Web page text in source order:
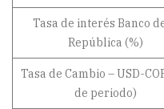
Tasa de interés Banco
República (%)
Tasa de Cambio – USD-
de periodo)